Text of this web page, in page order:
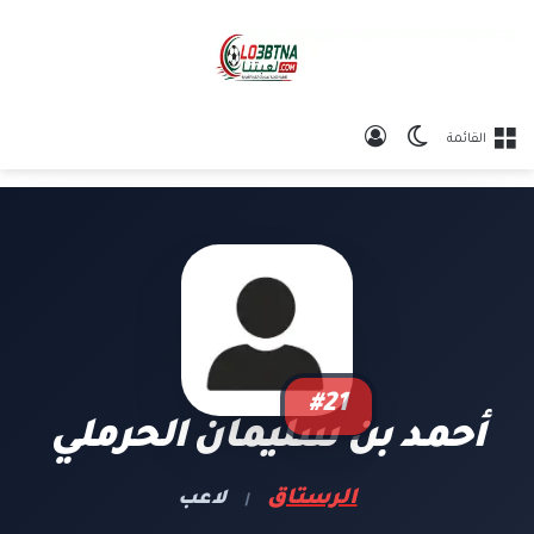
القائمة الوضع المظلم
#21
أحمد بن سليمان الحرملي
الرستاق | لاعب